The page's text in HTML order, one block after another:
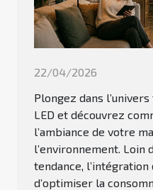
22/04/2026
Plongez dans
LED et découvrez
l’ambiance de votre
l’environnement. Loin
tendance,
d’optimiser la